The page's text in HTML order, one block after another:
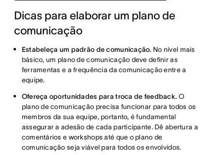
Dicas para elaborar um plano de
comunicação
Estabeleça um padrão de comunicação. No nível mais
básico, um plano de comunicação deve definir as
ferramentas e a frequência da comunicação entre a
equipe.
Ofereça oportunidades para troca de feedback. O
plano de comunicação precisa funcionar para todos os
membros da sua equipe, portanto, é fundamental
assegurar a adesão de cada participante. Dê abertura a
comentários e workshops até que o plano de
comunicação seja viável para todos os envolvidos.